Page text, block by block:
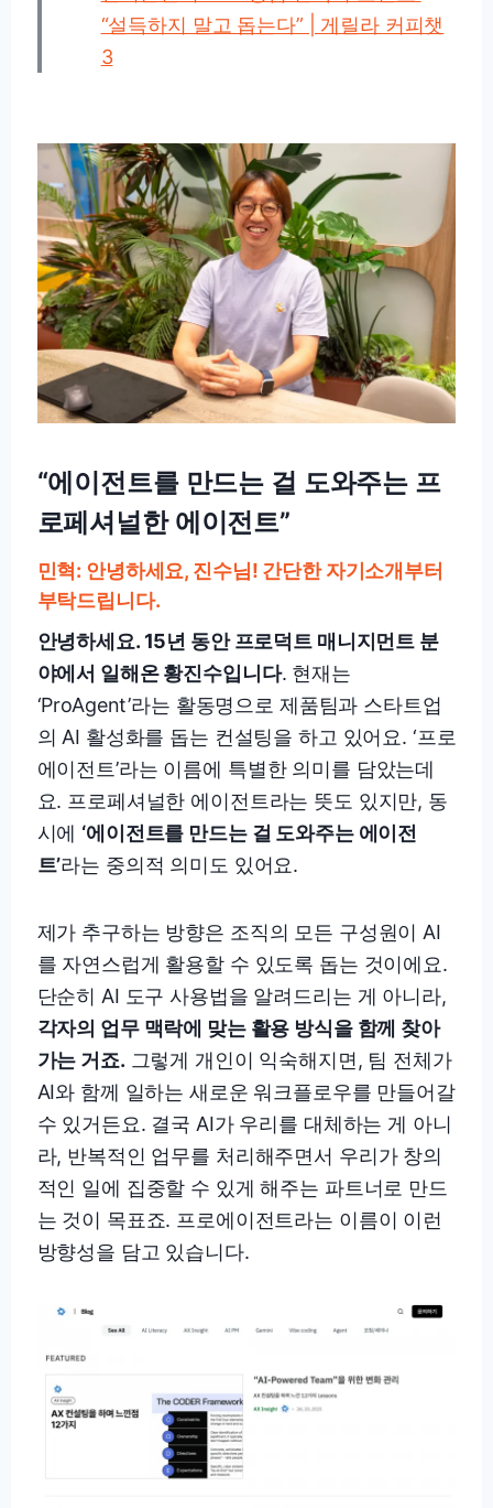
“설득하지 말고 돕는다” | 게릴라 커피챗
3
“에이전트를 만드는 걸 도와주는 프
로페셔널한 에이전트”
민혁: 안녕하세요, 진수님! 간단한 자기소개부터
부탁드립니다.
안녕하세요. 15년 동안 프로덕트 매니지먼트 분
야에서 일해온 황진수입니다. 현재는
‘ProAgent’라는 활동명으로 제품팀과 스타트업
의 AI 활성화를 돕는 컨설팅을 하고 있어요. ‘프로
에이전트’라는 이름에 특별한 의미를 담았는데
요. 프로페셔널한 에이전트라는 뜻도 있지만, 동
시에 ‘에이전트를 만드는 걸 도와주는 에이전
트’라는 중의적 의미도 있어요.
제가 추구하는 방향은 조직의 모든 구성원이 AI
를 자연스럽게 활용할 수 있도록 돕는 것이에요.
단순히 AI 도구 사용법을 알려드리는 게 아니라,
각자의 업무 맥락에 맞는 활용 방식을 함께 찾아
가는 거죠. 그렇게 개인이 익숙해지면, 팀 전체가
AI와 함께 일하는 새로운 워크플로우를 만들어갈
수 있거든요. 결국 AI가 우리를 대체하는 게 아니
라, 반복적인 업무를 처리해주면서 우리가 창의
적인 일에 집중할 수 있게 해주는 파트너로 만드
는 것이 목표죠. 프로에이전트라는 이름이 이런
방향성을 담고 있습니다.